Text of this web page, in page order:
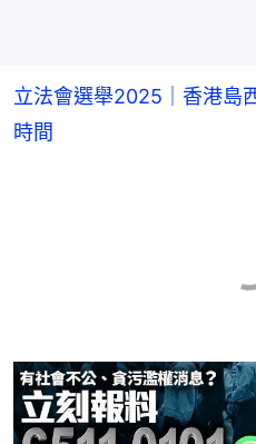
立法會選舉2025｜香港島
時間